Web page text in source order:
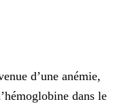
d’une anémie,
dans le